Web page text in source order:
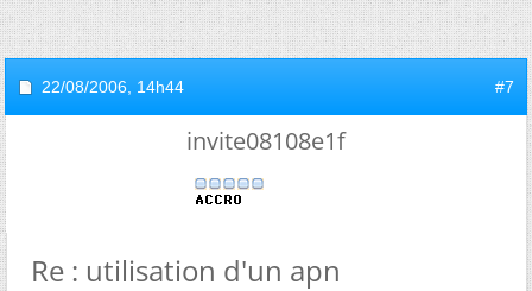
22/08/2006, 14h44 #7
invite08108e1f
Re : utilisation d'un apn